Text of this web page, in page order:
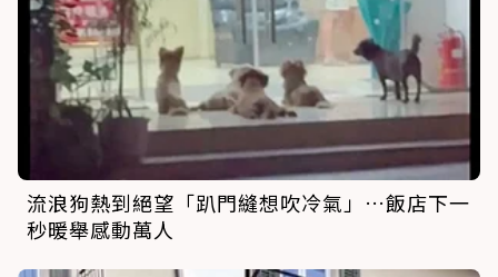
流浪狗熱到絕望「趴門縫想吹冷氣」…飯店下一
秒暖舉感動萬人